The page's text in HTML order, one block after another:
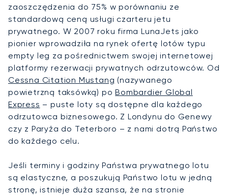
zaoszczędzenia do 75% w porównaniu ze
standardową ceną usługi czarteru jetu
prywatnego. W 2007 roku firma LunaJets jako
pionier wprowadziła na rynek ofertę lotów typu
empty leg za pośrednictwem swojej internetowej
platformy rezerwacji prywatnych odrzutowców. Od
Cessna Citation Mustang (nazywanego
powietrzną taksówką) poBombardier Global
Express – puste loty są dostępne dla każdego
odrzutowca biznesowego. Z Londynu do Genewy
czy z Paryża do Teterboro – z nami dotrą Państwo
do każdego celu.
Jeśli terminy i godziny Państwa prywatnego lotu
są elastyczne, a poszukują Państwo lotu w jedną
stronę, istnieje duża szansa, że na stronie